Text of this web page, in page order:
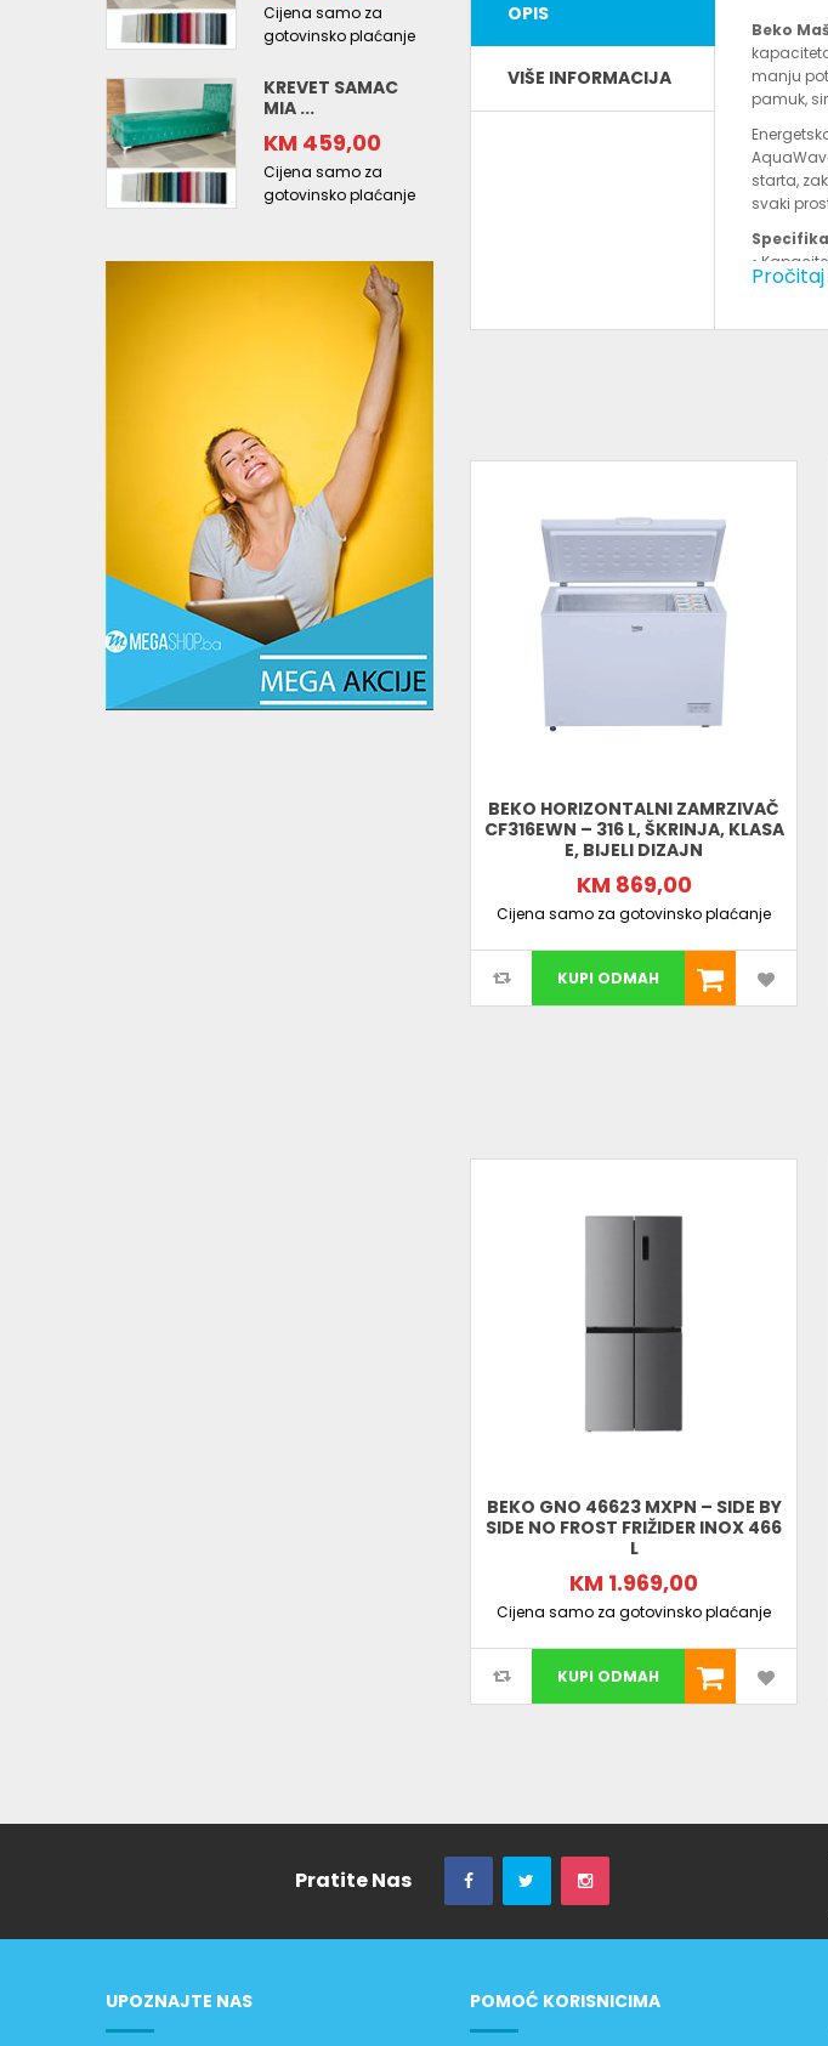
OPIS
VIŠE INFORMACIJA
Beko
manju
pamuk,
starta,
svaki
•
•
• Broj
•
•
Pročitaj
BEKO HORIZONTALNI ZAMRZIVAČ
CF316EWN – 316 L, ŠKRINJA, KLASA
E, BIJELI DIZAJN
KM 869,00
Cijena samo za gotovinsko plaćanje
KUPI ODMAH
BEKO GNO 46623 MXPN – SIDE BY
SIDE NO FROST FRIŽIDER INOX 466
L
KM 1.969,00
Cijena samo za gotovinsko plaćanje
KUPI ODMAH
Cijena samo za
gotovinsko plaćanje
KREVET SAMAC
MIA ...
KM 459,00
Cijena samo za
gotovinsko plaćanje
Pratite Nas
UPOZNAJTE NAS POMOĆ KORISNICIMA